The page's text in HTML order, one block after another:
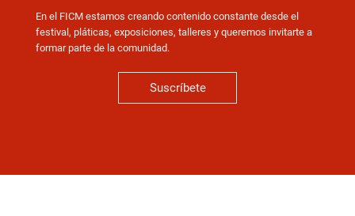
En el FICM estamos creando contenido constante desde el
festival, pláticas, exposiciones, talleres y queremos invitarte a
formar parte de la comunidad.
Suscríbete